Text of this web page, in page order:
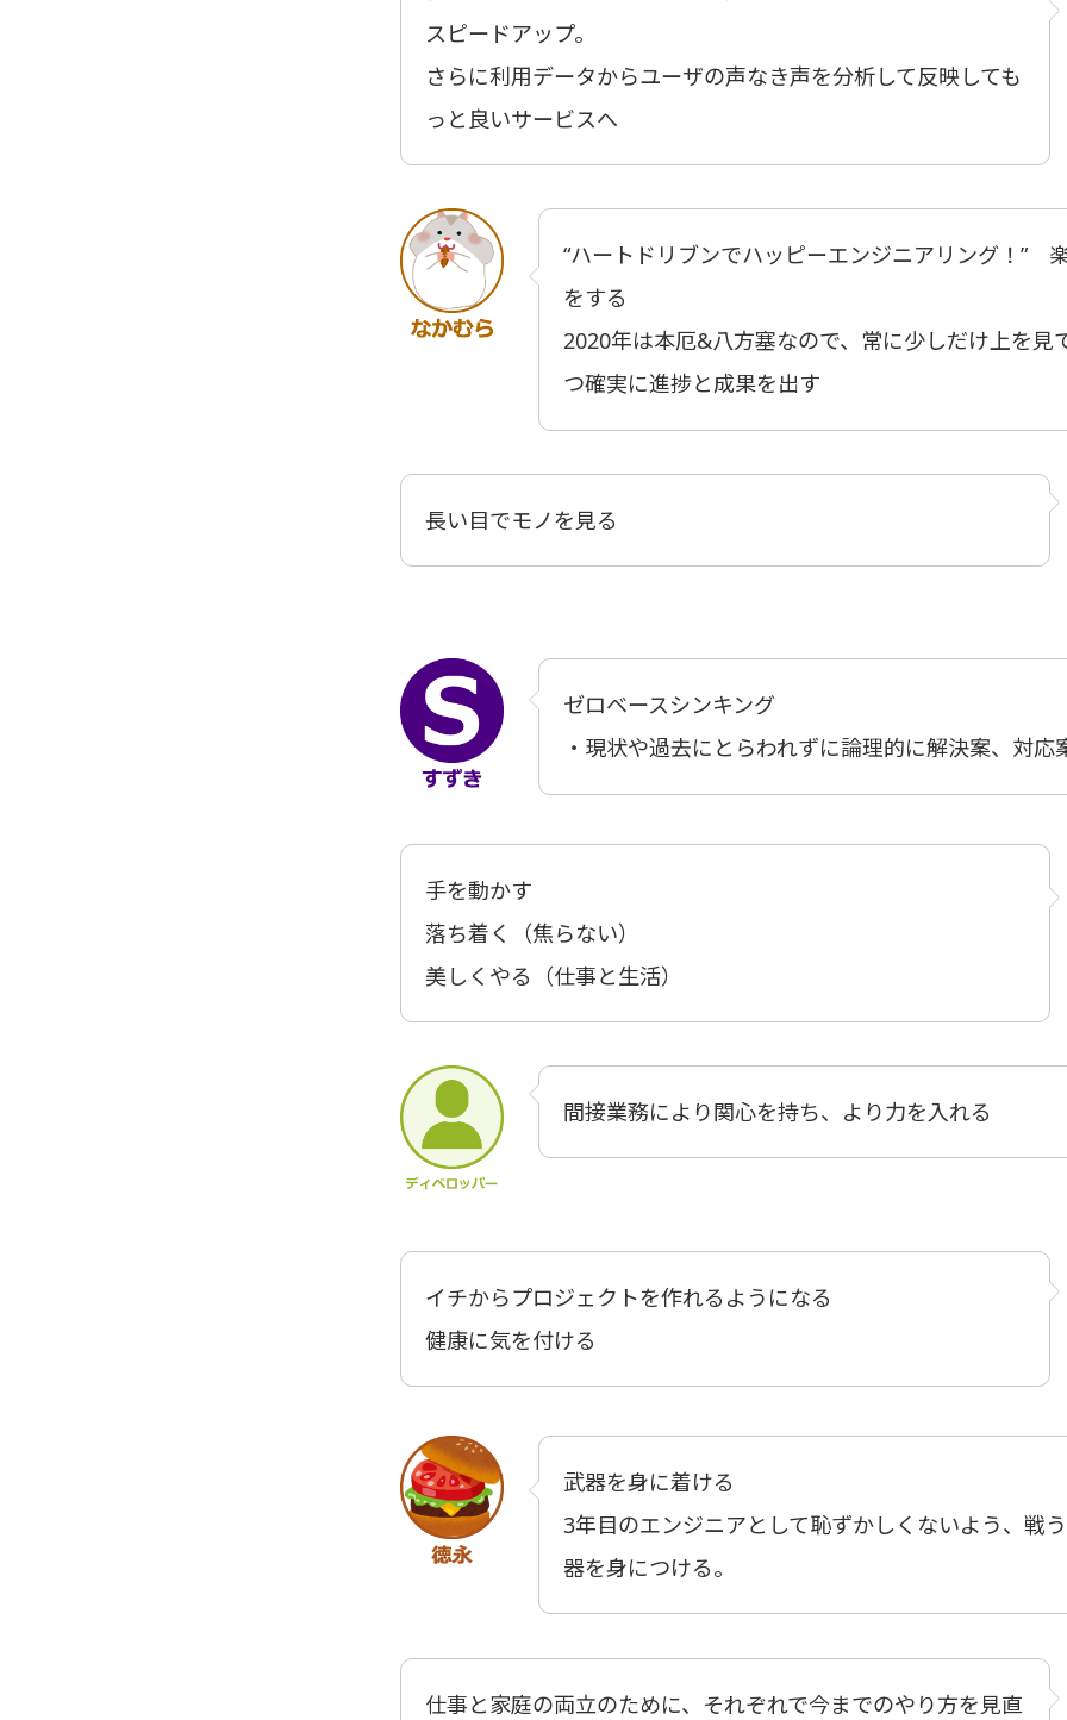
スピードアップ。
さらに利用データからユーザの声なき声を分析して反映しても
っと良いサービスへ
“ハートドリブンでハッピーエンジニアリング！”
をする
2020年は本厄&八方塞なので、常に少しだけ上を見
つ確実に進捗と成果を出す
長い目でモノを見る
ゼロベースシンキング
・現状や過去にとらわれずに論理的に解決案、対応
手を動かす
落ち着く（焦らない）
美しくやる（仕事と生活）
間接業務により関心を持ち、より力を入れる
イチからプロジェクトを作れるようになる
健康に気を付ける
武器を身に着ける
3年目のエンジニアとして恥ずかしくないよう、戦
器を身につける。
仕事と家庭の両立のために、それぞれで今までのやり方を見直